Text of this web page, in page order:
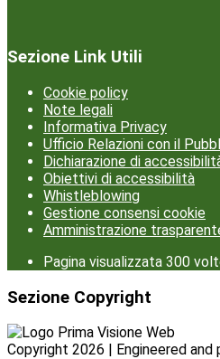
Sezione Link Utili
Cookie policy
Note legali
Informativa Privacy
Ufficio Relazioni con il
Dichiarazione di
Obiettivi di accessibilità
Whistleblowing
Gestione consensi cookie
Amministrazione
Pagina visualizzata 300
Sezione Copyright
Copyright 2026 | Engineered and